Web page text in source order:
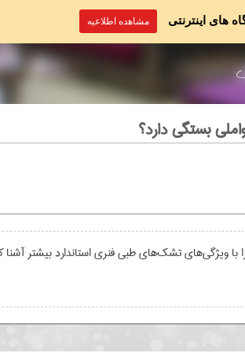
بستگی دارد؟
تشک‌های طبی فنری استاندارد بیشتر آشنا
های اینترنتی مشاهده اطلاعیه